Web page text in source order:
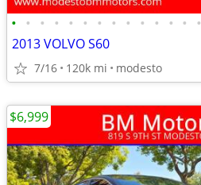
• • • • • • • • • • • • • •
2013 VOLVO S60
7/16 120k mi modesto
$6,999